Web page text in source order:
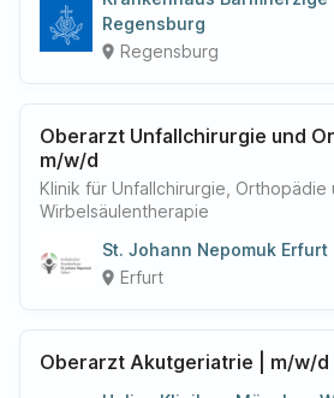
Regensburg
place Regensburg
Oberarzt Unfallchirurgie und
m/w/d
Klinik für Unfallchirurgie, Orthopädie
Wirbelsäulentherapie
St. Johann Nepomuk Erfurt
place Erfurt
Oberarzt Akutgeriatrie | m/w/d